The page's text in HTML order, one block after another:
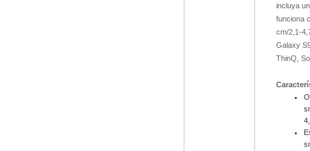
incluya
funciona
cm/2,1-
Galaxy
ThinQ,